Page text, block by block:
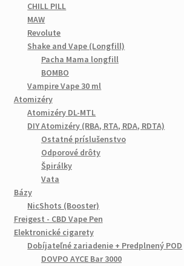
CHILL PILL
MAW
Revolute
Shake and Vape (Longfill)
Pacha Mama longfill
BOMBO
Vampire Vape 30 ml
Atomizéry
Atomizéry DL-MTL
DIY Atomizéry (RBA, RTA, RDA, RDTA)
Ostatné príslušenstvo
Odporové drôty
Špirálky
Vata
Bázy
NicShots (Booster)
Freigest - CBD Vape Pen
Elektronické cigarety
Dobíjateľné zariadenie + Predplnený POD
DOVPO AYCE Bar 3000